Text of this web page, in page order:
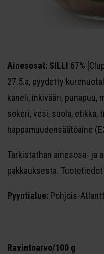
Ainesosat: SILLI 67%
27.5.a, pyydetty
kaneli, inkivääri, punapuu,
sokeri, vesi, suola, etikka,
happamuudensäätöaine
Tarkistathan ainesosa- ja
pakkauksesta.
Pyyntialue: Pohjois-
Ravintoarvo/100 g